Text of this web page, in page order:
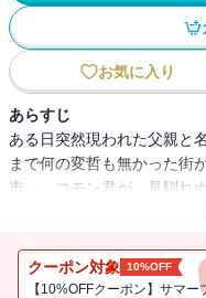
お気に入り
あらすじ
ある日突然現われた父親と
まで何の変哲も無かった街
市」、コモン君が、見馴れ
安部短編作品の頂点をなす
の内に人間存在の不安感を
（解説・ドナルド・キーン
クーポン対象 10%OFF
【10%OFFクーポン】サマ